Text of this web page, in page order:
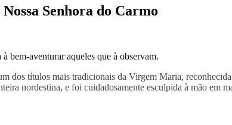
Senhora do Carmo
bem-aventurar aqueles que à observam.
dos títulos mais tradicionais da Virgem Maria,
nordestina, e foi cuidadosamente esculpida à mão em